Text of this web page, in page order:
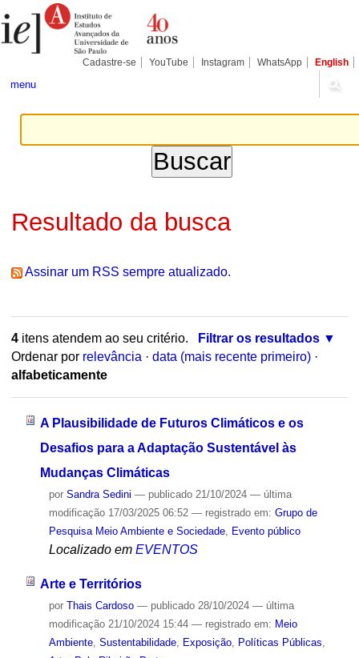
para
conteúdo.
Pessoais
Cadastre-se YouTube Instagram WhatsApp English
menu
Resultado da busca
Assinar um RSS sempre atualizado.
4itens atendem ao seu critério.
Filtrar os resultados
Ordenar por relevância · data (mais recente primeiro) ·
alfabeticamente
A Plausibilidade de Futuros Climáticos e os
Desafios para a Adaptação Sustentável às
Mudanças Climáticas
por Sandra Sedini — publicado21/10/2024 — última
modificação17/03/2025 06:52 — registrado em: Grupo de
Pesquisa Meio Ambiente e Sociedade, Evento público
Localizado em EVENTOS
Arte e Territórios
por Thais Cardoso — publicado28/10/2024 — última
modificação21/10/2024 15:44 — registrado em: Meio
Ambiente, Sustentabilidade, Exposição, Políticas Públicas